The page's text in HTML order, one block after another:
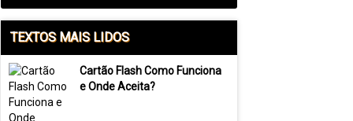
TEXTOS MAIS LIDOS
Cartão Flash Como Funciona
e Onde Aceita?